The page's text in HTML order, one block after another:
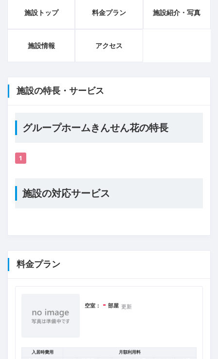
施設トップ 料金プラン 施設紹介・写真
施設情報 アクセス
施設の特長・サービス
グループホームきんせん花の特長
1
施設の対応サービス
料金プラン
更新
空室： - 部屋
入居時費用
月額利用料